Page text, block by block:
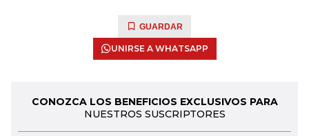
GUARDAR
UNIRSE A WHATSAPP
CONOZCA LOS BENEFICIOS EXCLUSIVOS PARA
NUESTROS SUSCRIPTORES